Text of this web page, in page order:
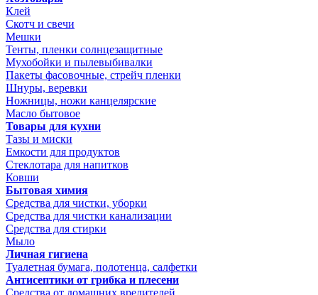
Клей
Скотч и свечи
Мешки
Тенты, пленки солнцезащитные
Мухобойки и пылевыбивалки
Пакеты фасовочные, стрейч пленки
Шнуры, веревки
Ножницы, ножи канцелярские
Масло бытовое
Товары для кухни
Тазы и миски
Емкости для продуктов
Стеклотара для напитков
Ковши
Бытовая химия
Средства для чистки, уборки
Средства для чистки канализации
Средства для стирки
Мыло
Личная гигиена
Туалетная бумага, полотенца, салфетки
Антисептики от грибка и плесени
Средства от домашних вредителей